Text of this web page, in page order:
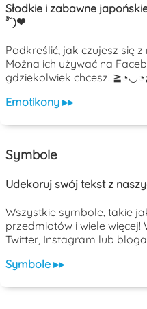
Słodkie i zabawne
³˘)❤
Podkreślić, jak czujesz się
Można ich używać na
gdziekolwiek chcesz!
Emotikony ▸▸
Symbole
Udekoruj swój tekst z
Wszystkie symbole, takie
przedmiotów i wiele
Twitter, Instagram lub
Symbole ▸▸